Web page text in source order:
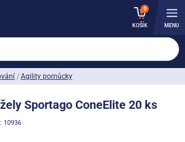
0
KOŠÍK MENU
Agility pomůcky
: 10936
Sportago ConeElite 20 ks